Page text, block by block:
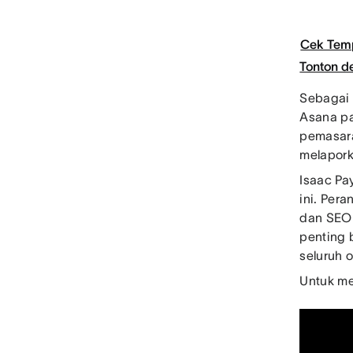
Cek
Tonton
Sebagai
Asana
Isaac
ini.
dan
penting
seluruh
Untuk